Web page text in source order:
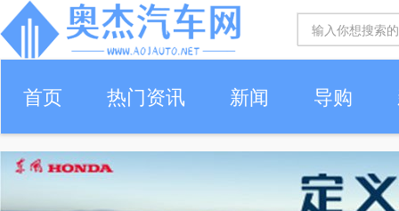
首页 热门资讯 新闻 导购